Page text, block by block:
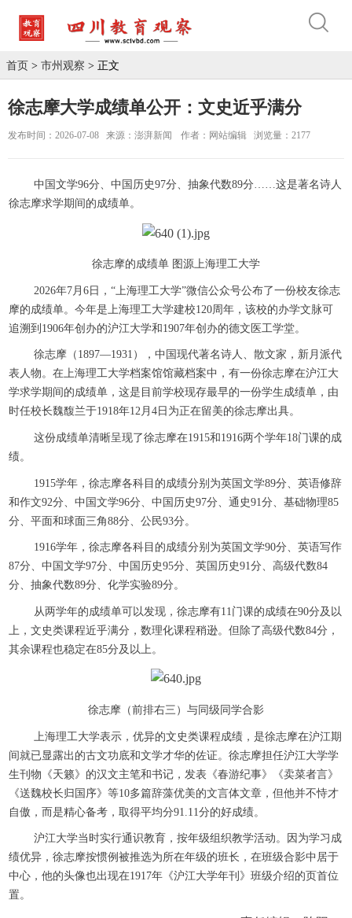
首页 > 市州观察 > 正文
徐志摩大学成绩单公开：文史近乎满分
发布时间：2026-07-08 来源：澎湃新闻 作者：网站编辑 浏览量：2177
中国文学96分、中国历史97分、抽象代数89分……这是著名诗人
徐志摩求学期间的成绩单。
徐志摩的成绩单 图源上海理工大学
2026年7月6日，“上海理工大学”微信公众号公布了一份校友徐志
摩的成绩单。今年是上海理工大学建校120周年，该校的办学文脉可
追溯到1906年创办的沪江大学和1907年创办的德文医工学堂。
徐志摩（1897—1931），中国现代著名诗人、散文家，新月派代
表人物。在上海理工大学档案馆馆藏档案中，有一份徐志摩在沪江大
学求学期间的成绩单，这是目前学校现存最早的一份学生成绩单，由
时任校长魏馥兰于1918年12月4日为正在留美的徐志摩出具。
这份成绩单清晰呈现了徐志摩在1915和1916两个学年18门课的成
绩。
1915学年，徐志摩各科目的成绩分别为英国文学89分、英语修辞
和作文92分、中国文学96分、中国历史97分、通史91分、基础物理85
分、平面和球面三角88分、公民93分。
1916学年，徐志摩各科目的成绩分别为英国文学90分、英语写作
87分、中国文学97分、中国历史95分、英国历史91分、高级代数84
分、抽象代数89分、化学实验89分。
从两学年的成绩单可以发现，徐志摩有11门课的成绩在90分及以
上，文史类课程近乎满分，数理化课程稍逊。但除了高级代数84分，
其余课程也稳定在85分及以上。
徐志摩（前排右三）与同级同学合影
上海理工大学表示，优异的文史类课程成绩，是徐志摩在沪江期
间就已显露出的古文功底和文学才华的佐证。徐志摩担任沪江大学学
生刊物《天籁》的汉文主笔和书记，发表《春游纪事》《卖菜者言》
《送魏校长归国序》等10多篇辞藻优美的文言体文章，但他并不恃才
自傲，而是精心备考，取得平均分91.11分的好成绩。
沪江大学当时实行通识教育，按年级组织教学活动。因为学习成
绩优异，徐志摩按惯例被推选为所在年级的班长，在班级合影中居于
中心，他的头像也出现在1917年《沪江大学年刊》班级介绍的页首位
置。